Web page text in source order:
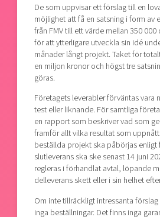
De som uppvisar ett förslag till en
möjlighet att få en satsning i form av
från FMV till ett värde mellan 350
för att ytterligare utveckla sin idé
månader långt projekt. Taket för
en miljon kronor och högst tre
göras.
Företagets leverabler förväntas vara
test eller liknande. För samtliga
en rapport som beskriver vad som
framför allt vilka resultat som
beställda projekt ska påbörjas enligt
slutleverans ska ske senast 14 juni
regleras i förhandlat avtal, löpande
delleverans skett eller i sin helhet
Om inte tillräckligt intressanta
inga beställningar. Det finns inga